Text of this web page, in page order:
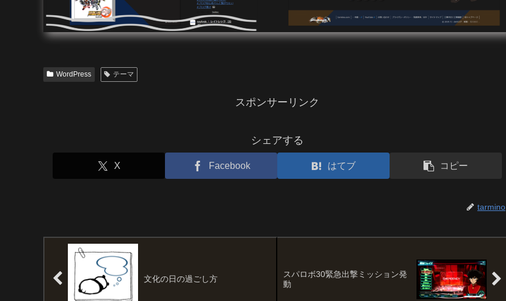
WordPress テーマ
スポンサーリンク
シェアする
X Facebook はてブ コピー
tarmino
文化の日の過ごし方
スパロボ30緊急出撃ミッション発
動